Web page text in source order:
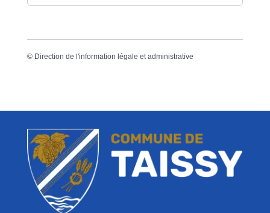
© Direction de l'information légale et administrative